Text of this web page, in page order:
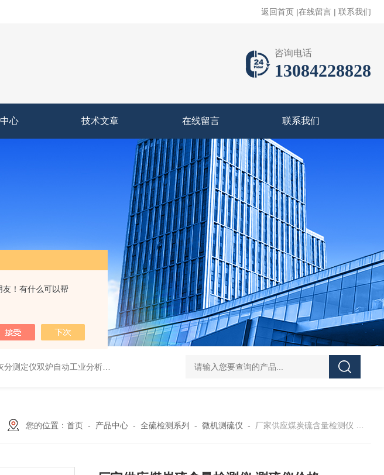
友！有什么可以帮
返回首页 |在线留言 | 联系我们
咨询电话
13084228828
心 技术文章 在线留言 联系我们
测定仪双炉自动工业分析仪 微机多样测硫仪矿石生物燃料硫含量检测仪 SJTLY-2000高频红外碳硫仪
您的位置： 首页- 产品中心- 全硫检测系列 - 微机测硫仪 - 厂家供应煤炭硫含量检测仪 测硫仪价格